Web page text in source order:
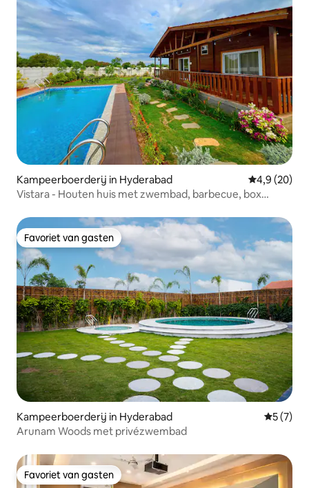
Kampeerboerderij in Hyderabad Gemiddelde
4,9 (20)
Vistara - Houten huis met zwembad, barbecue, box
Favoriet van gasten
Favoriet van gasten
Kampeerboerderij in Hyderabad
5 (7)
Arunam Woods met privézwembad
Favoriet van gasten
Favoriet van gasten